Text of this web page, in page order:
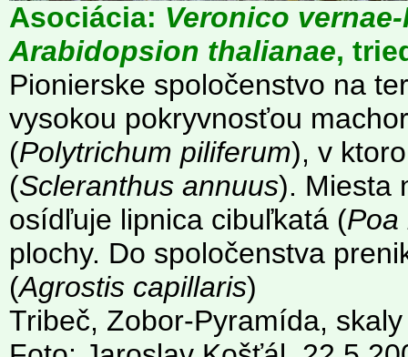
Asociácia: Veronico
Arabidopsion thalianae,
Pionierske spoločenstvo na
vysokou pokryvnosťou
(Polytrichum piliferum), v
(Scleranthus annuus). Miesta
osídľuje lipnica cibuľkatá (Poa
plochy. Do spoločenstva
(Agrostis capillaris)
Tribeč, Zobor-Pyramída,